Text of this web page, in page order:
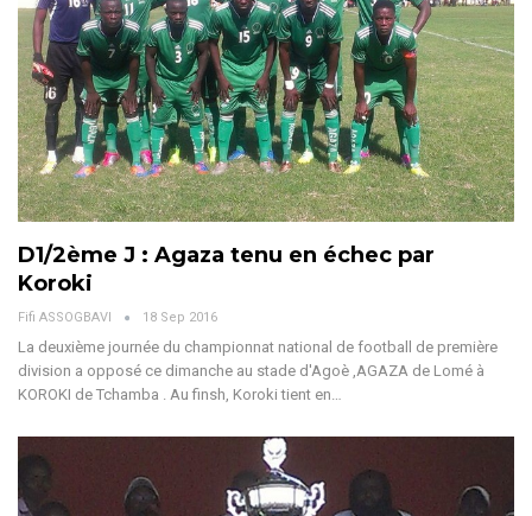
D1/2ème J : Agaza tenu en échec par
Koroki
Fifi ASSOGBAVI 18 Sep 2016
La deuxième journée du championnat national de football de première
division a opposé ce dimanche au stade d'Agoè ,AGAZA de Lomé à
KOROKI de Tchamba . Au finsh, Koroki tient en…